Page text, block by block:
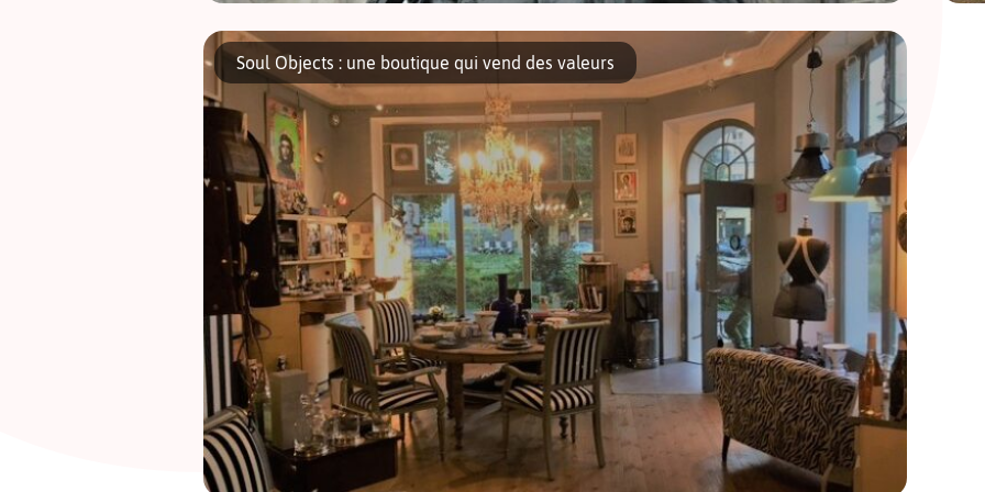
Envie de sortir un peu de Berlin, de découvrir d’autres villes allemandes sans y laisser votre paie de la
semaine pour autant ? Avec notre itinéraire et nos conseils, découvrez Leipzig […]
Soul Objects : une boutique qui vend des valeurs